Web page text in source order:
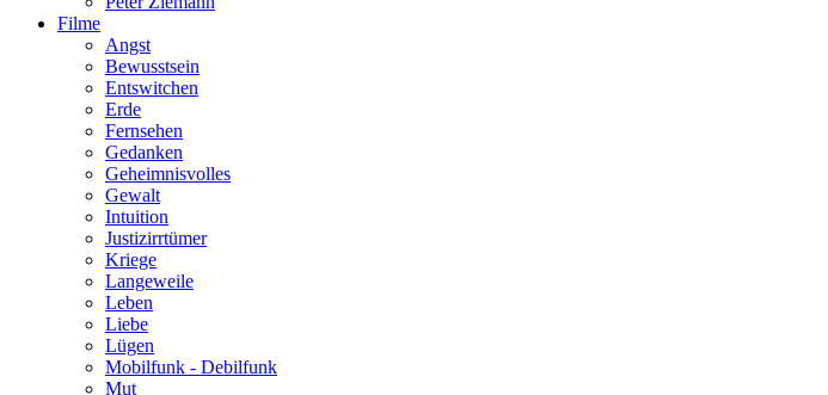
Filme
Angst
Bewusstsein
Entswitchen
Erde
Fernsehen
Gedanken
Geheimnisvolles
Gewalt
Intuition
Justizirrtümer
Kriege
Langeweile
Leben
Liebe
Lügen
Mobilfunk - Debilfunk
Mut